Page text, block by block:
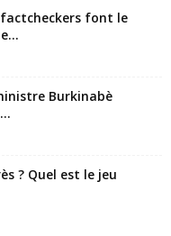
font le
Burkinabè
? Quel est le jeu